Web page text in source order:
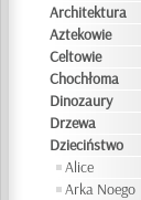
Architektura
Aztekowie
Celtowie
Chochłoma
Dinozaury
Drzewa
Dzieciństwo
Alice
Arka Noego